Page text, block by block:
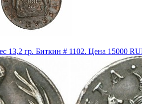
13,2 гр. Биткин # 1102. Цена 15000